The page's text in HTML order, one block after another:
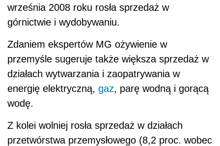
września 2008 roku rosła sprzedaż w
górnictwie i wydobywaniu.
Zdaniem ekspertów MG ożywienie w
przemyśle sugeruje także większa sprzedaż w
działach wytwarzania i zaopatrywania w
energię elektryczną, gaz, parę wodną i gorącą
wodę.
Z kolei wolniej rosła sprzedaż w działach
przetwórstwa przemysłowego (8,2 proc. wobec